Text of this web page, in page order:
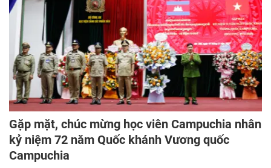
Gặp mặt, chúc mừng học viên Campuchia nhân
kỷ niệm 72 năm Quốc khánh Vương quốc
Campuchia